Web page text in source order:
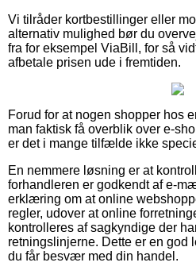
Vi tilråder kortbestillinger eller
alternativ mulighed bør du
fra for eksempel ViaBill, for så
afbetale prisen ude i fremtiden.
Forud for at nogen shopper hos
man faktisk få overblik over e-
er det i mange tilfælde ikke
En nemmere løsning er at
forhandleren er godkendt af e-
erklæring om at online
regler, udover at online
kontrolleres af sagkyndige der
retningslinjerne. Dette er en god
du får besvær med din handel.